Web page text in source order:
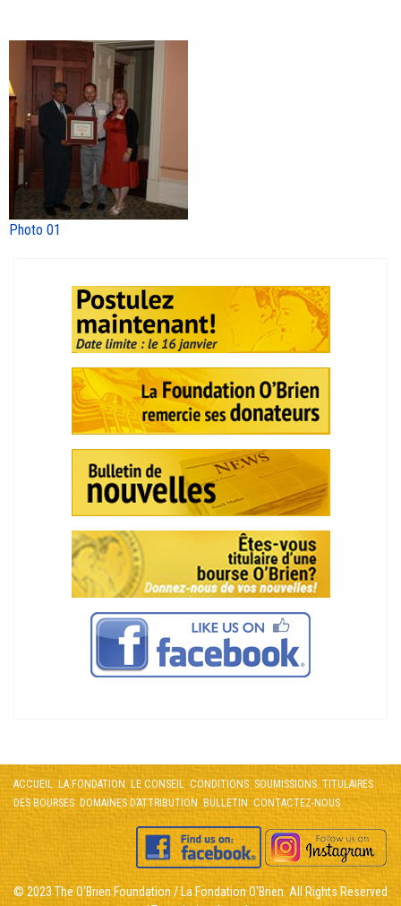
Photo 01
ACCUEIL LA FONDATION LE CONSEIL CONDITIONS SOUMISSIONS TITULAIRES
DES BOURSES DOMAINES D’ATTRIBUTION BULLETIN CONTACTEZ-NOUS
© 2023 The O'Brien Foundation / La Fondation O'Brien. All Rights Reserved